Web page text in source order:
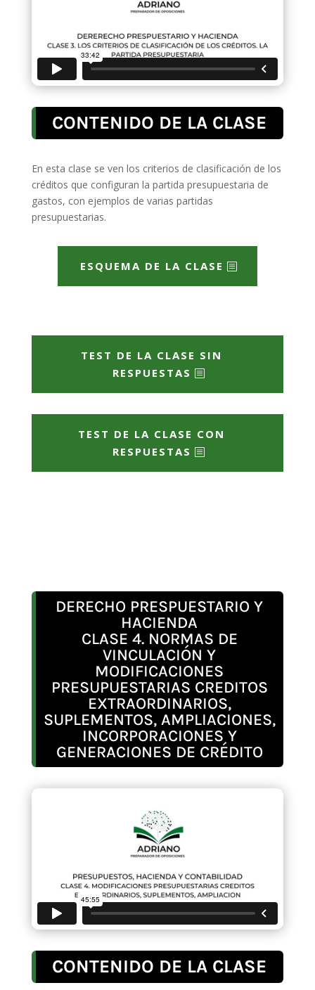
CONTENIDO DE LA CLASE
En esta clase se ven los criterios de clasificación de los
créditos que configuran la partida presupuestaria de
gastos, con ejemplos de varias partidas
presupuestarias.
ESQUEMA DE LA CLASE
TEST DE LA CLASE SIN
RESPUESTAS
TEST DE LA CLASE CON
RESPUESTAS
DERECHO PRESPUESTARIO Y
HACIENDA
CLASE 4. NORMAS DE
VINCULACIÓN Y
MODIFICACIONES
PRESUPUESTARIAS CREDITOS
EXTRAORDINARIOS,
SUPLEMENTOS, AMPLIACIONES,
INCORPORACIONES Y
GENERACIONES DE CRÉDITO
CONTENIDO DE LA CLASE